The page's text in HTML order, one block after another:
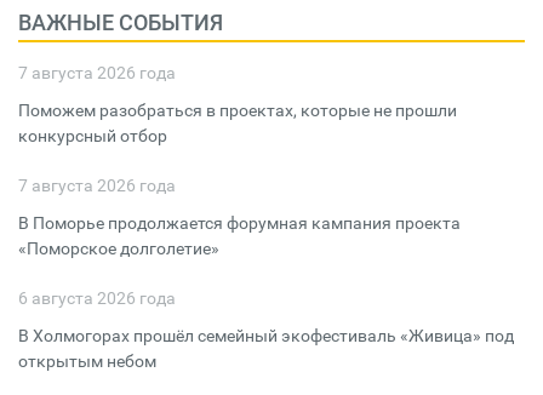
ВАЖНЫЕ СОБЫТИЯ
7 августа 2026 года
Поможем разобраться в проектах, которые не прошли
конкурсный отбор
7 августа 2026 года
В Поморье продолжается форумная кампания проекта
«Поморское долголетие»
6 августа 2026 года
В Холмогорах прошёл семейный экофестиваль «Живица» под
открытым небом